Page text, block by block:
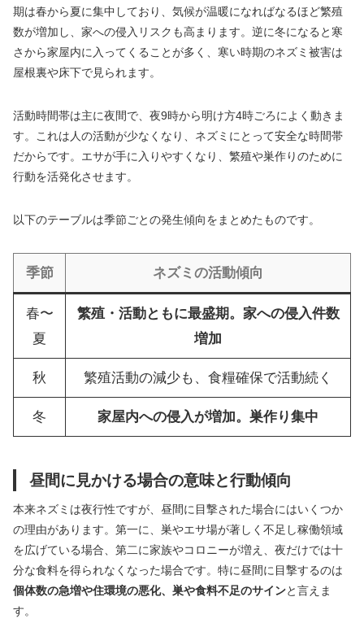
期は春から夏に集中しており、気候が温暖になればなるほど繁殖
数が増加し、家への侵入リスクも高まります。逆に冬になると寒
さから家屋内に入ってくることが多く、寒い時期のネズミ被害は
屋根裏や床下で見られます。
活動時間帯は主に夜間で、夜9時から明け方4時ごろによく動きま
す。これは人の活動が少なくなり、ネズミにとって安全な時間帯
だからです。エサが手に入りやすくなり、繁殖や巣作りのために
行動を活発化させます。
以下のテーブルは季節ごとの発生傾向をまとめたものです。
季節 ネズミの活動傾向
春〜
夏
繁殖・活動ともに最盛期。家への侵入件数
増加
秋 繁殖活動の減少も、食糧確保で活動続く
冬 家屋内への侵入が増加。巣作り集中
昼間に見かける場合の意味と行動傾向
本来ネズミは夜行性ですが、昼間に目撃された場合にはいくつか
の理由があります。第一に、巣やエサ場が著しく不足し稼働領域
を広げている場合、第二に家族やコロニーが増え、夜だけでは十
分な食料を得られなくなった場合です。特に昼間に目撃するのは
個体数の急増や住環境の悪化、巣や食料不足のサインと言えま
す。